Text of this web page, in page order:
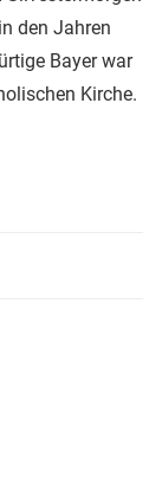
den Jahren
Bayer war
Kirche.